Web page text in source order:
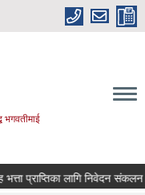
भगवतीमाई
लागि निवेदन संकलन